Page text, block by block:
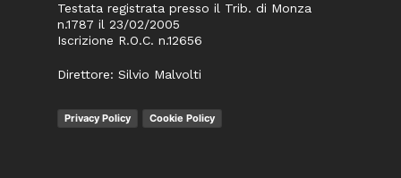
Testata registrata presso il Trib. di Monza
n.1787 il 23/02/2005
Iscrizione R.O.C. n.12656
Direttore: Silvio Malvolti
Privacy Policy Cookie Policy